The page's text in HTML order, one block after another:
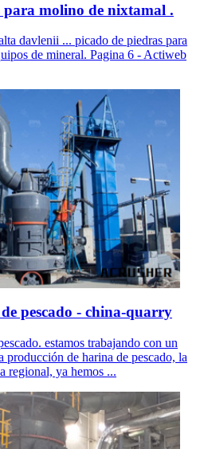
para molino de nixtamal .
davlenii ... picado de piedras para
de mineral. Pagina 6 - Actiweb
pescado - china-quarry
estamos trabajando con un
producción de harina de pescado, la
regional, ya hemos ...